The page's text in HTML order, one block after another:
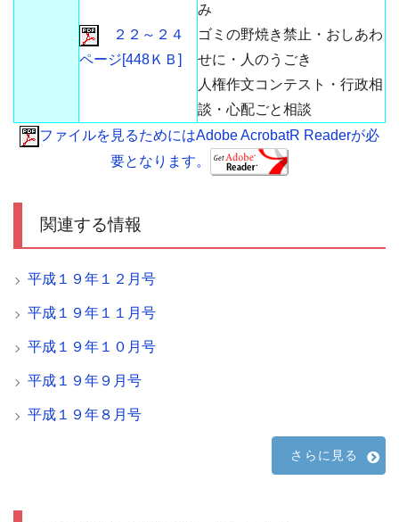
２２～２４
ページ[448ＫＢ]
み
ゴミの野焼き禁止・おしあわ
せに・人のうごき
人権作文コンテスト・行政相
談・心配ごと相談
ファイルを見るためにはAdobe AcrobatR Readerが必
要となります。
関連する情報
平成１９年１２月号
平成１９年１１月号
平成１９年１０月号
平成１９年９月号
平成１９年８月号
さらに見る